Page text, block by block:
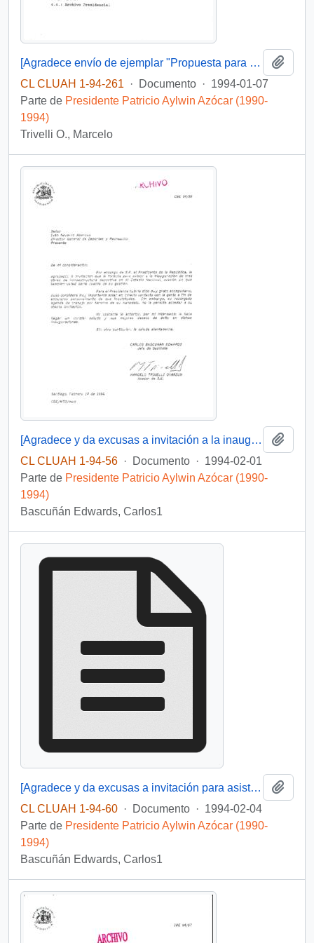
[Agradece envío de ejemplar "Propuesta para la modernización de la pequeña agricultura"]
CL CLUAH 1-94-261
· Documento · 1994-01-07
Parte de Presidente Patricio Aylwin Azócar (1990-
1994)
Trivelli O., Marcelo
[Agradece y da excusas a invitación a la inauguración de tres obras de infraestructura deportiva en el Estadio Nacional]
CL CLUAH 1-94-56 · Documento · 1994-02-01
Parte de Presidente Patricio Aylwin Azócar (1990-
1994)
Bascuñán Edwards, Carlos1
[Agradece y da excusas a invitación para asistir a la inauguración del salón- teatro y de los talleres habilitados en la Cárcel de Valparaíso]
CL CLUAH 1-94-60 · Documento · 1994-02-04
Parte de Presidente Patricio Aylwin Azócar (1990-
1994)
Bascuñán Edwards, Carlos1